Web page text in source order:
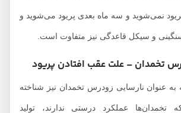
نمی‌شوید و سه ماه بعدی پریود می‌شوید و
و سیکل قاعدگی نیز متفاوت است.
نارسایی زودرس تخمدان نیز شناخته
عملکرد درستی ندارند، تولید